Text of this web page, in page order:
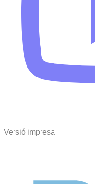
Versió impresa